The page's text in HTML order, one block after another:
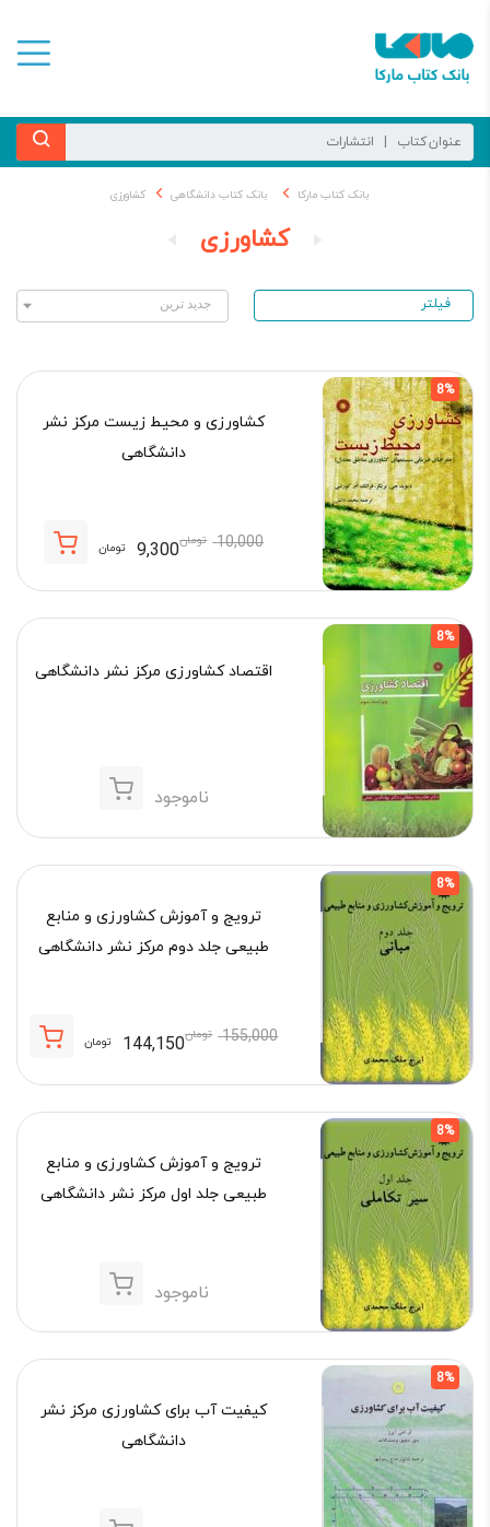
بانک کتاب مارکا بانک کتاب دانشگاهی کشاورزی
کشاورزی
فیلتر
8%
کشاورزی و محیط زیست مرکز نشر
دانشگاهی
10,000 تومان
اصلی:
10,000 تومان
9,300 تومان
فعلی:
9,300 تومان.
8%
اقتصاد کشاورزی مرکز نشر دانشگاهی
ناموجود
8%
ترویج و آموزش کشاورزی و منابع
طبیعی جلد دوم مرکز نشر دانشگاهی
155,000 تومان
اصلی:
155,000 تومان
144,150 تومان
فعلی:
144,150 تومان.
8%
ترویج و آموزش کشاورزی و منابع
طبیعی جلد اول مرکز نشر دانشگاهی
ناموجود
8%
کیفیت آب برای کشاورزی مرکز نشر
دانشگاهی